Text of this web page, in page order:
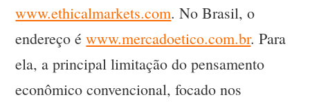
www.ethicalmarkets.com. No Brasil, o
endereço éwww.mercadoetico.com.br. Para
ela, a principal limitação do pensamento
econômico convencional, focado nos